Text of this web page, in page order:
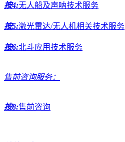
按4:无人船及声呐技术服务
按5:激光雷达/无人机相关技术服务
按6:北斗应用技术服务
售前咨询服务：
按8:售前咨询